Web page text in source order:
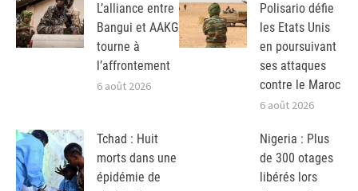
L’alliance entre
Bangui et AAKG
tourne à
l’affrontement
6 août 2026
Polisario défie
les Etats Unis
en poursuivant
ses attaques
contre le Maroc
6 août 2026
Tchad : Huit
morts dans une
épidémie de
Nigeria : Plus
de 300 otages
libérés lors